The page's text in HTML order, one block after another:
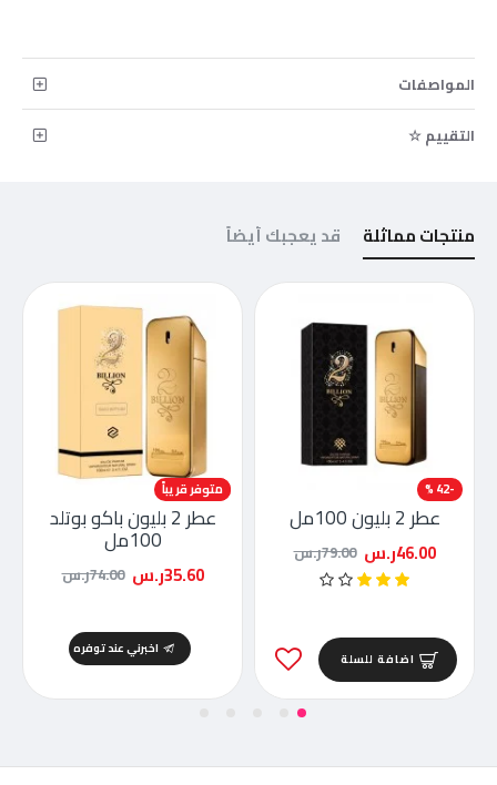
المواصفات
التقييم ☆
منتجات مماثلة قد يعجبك أيضاً
-42 %
عطر 2 بليون 100مل
46.00ر.س 79.00ر.س
اضافة للسلة
-52 %
متوفر قريباً
عطر 2 بليون باكو بوتلد
100مل
35.60ر.س 74.00ر.س
اخبرني عند توفره